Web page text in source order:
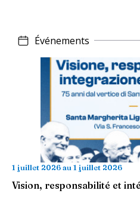
Événements
1 juillet 2026 au 1 juillet 2026
Vision, responsabilité et